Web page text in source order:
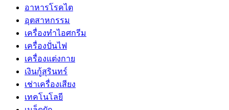
อาหารโรคไต
อุตสาหกรรม
เครื่องทำไอศกรีม
เครื่องปั่นไฟ
เครื่องแต่งกาย
เงินกู้สุรินทร์
เช่าเครื่องเสียง
เทคโนโลยี